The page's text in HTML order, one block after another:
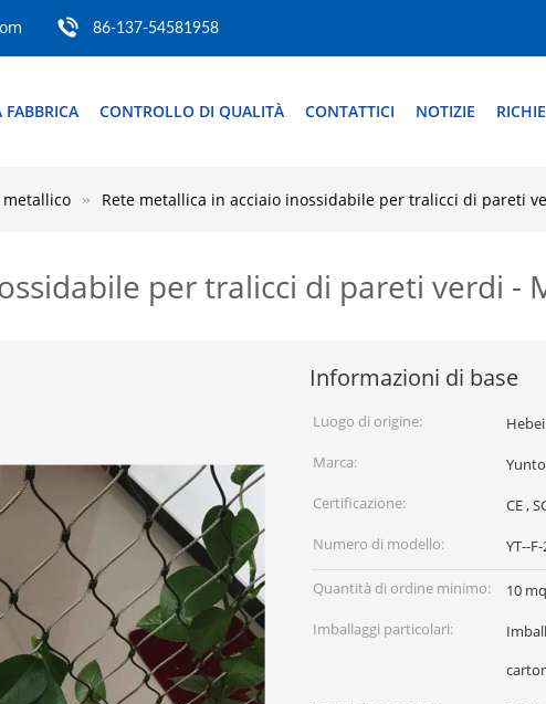
86-137-54581958
FABBRICA CONTROLLO DI QUALITÀ CONTATTICI NOTIZIE
Rete metallica in acciaio inossidabile per tralicci di pareti
per tralicci di pareti verdi -
Informazioni di base
Luogo di origine:
Hebei
Marca:
Certificazione:
CE ,
Numero di modello:
YT--
Quantità di ordine minimo:
10 mq
Imballaggi particolari: